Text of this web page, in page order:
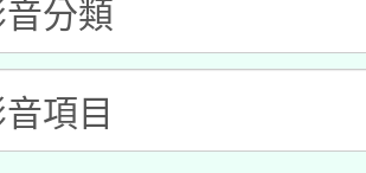
位素養講師名單
內容與教學軟體
陸委員會函釋公